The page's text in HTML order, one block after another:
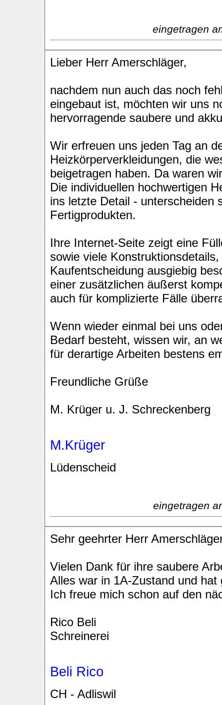
eingetragen
Lieber Herr Amerschläger,
nachdem nun auch das noch
eingebaut ist, möchten wir uns
hervorragende saubere und
Wir erfreuen uns jeden Tag an
Heizkörperverkleidungen, die
beigetragen haben. Da waren
Die individuellen hochwertigen
ins letzte Detail - unterscheiden
Fertigprodukten.
Ihre Internet-Seite zeigt eine
sowie viele
Kaufentscheidung ausgiebig
einer zusätzlichen äußerst
auch für komplizierte Fälle
Wenn wieder einmal bei uns
Bedarf besteht, wissen wir, an
für derartige Arbeiten bestens
Freundliche Grüße
M. Krüger u. J. Schreckenberg
M.Krüger
Lüdenscheid
eingetragen
Sehr geehrter Herr
Vielen Dank für ihre saubere
Alles war in 1A-Zustand und hat
Ich freue mich schon auf den
Rico Beli
Schreinerei
Beli Rico
CH - Adliswil